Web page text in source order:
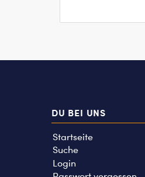
DU BEI UNS
Startseite
Suche
Login